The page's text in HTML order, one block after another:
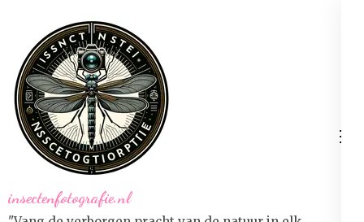
inhoud
(druk
op
Enter)
insectenfotografie.nl